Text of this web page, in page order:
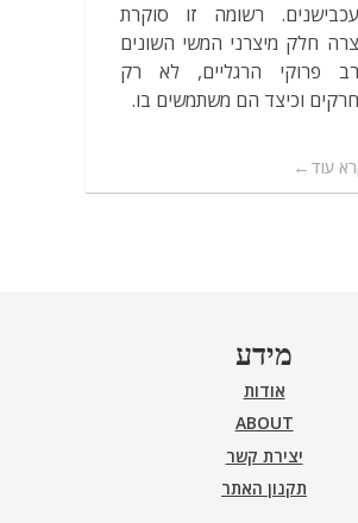
רשומה זו סוקרת
חלק מיצרני המשי השונים
פרוקי הרגליים, לא רק
וכיצד הם משתמשים בו.
עוד
מידע
אודות
ABOUT
יצירת קשר
תקנון האתר